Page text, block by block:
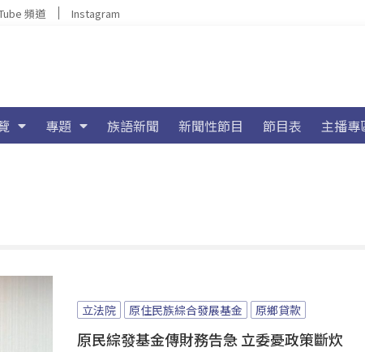
頻道 Instagram
專題 族語新聞 新聞性節目 節目表 主播專
立法院 原住民族綜合發展基金 原鄉貸款
原民綜發基金傳財務告急 立委憂政策斷炊